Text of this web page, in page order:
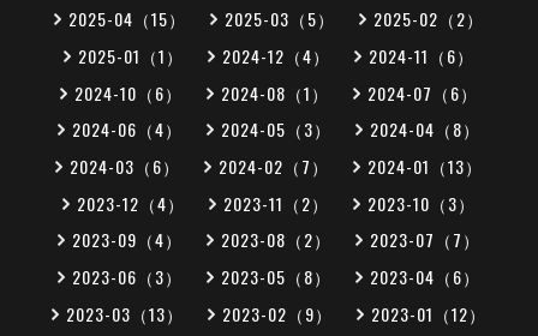
2025-04（15）
2025-03（5）
2025-02（2）
2025-01（1）
2024-12（4）
2024-11（6）
2024-10（6）
2024-08（1）
2024-07（6）
2024-06（4）
2024-05（3）
2024-04（8）
2024-03（6）
2024-02（7）
2024-01（13）
2023-12（4）
2023-11（2）
2023-10（3）
2023-09（4）
2023-08（2）
2023-07（7）
2023-06（3）
2023-05（8）
2023-04（6）
2023-03（13）
2023-02（9）
2023-01（12）